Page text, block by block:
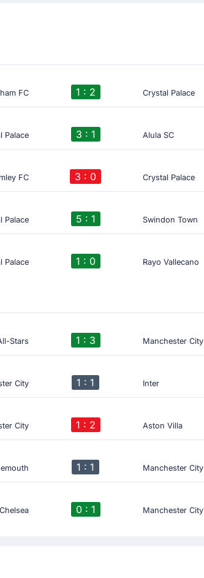
FC
1 : 2 Crystal Palace
Palace
3 : 1 Alula SC
FC
3 : 0 Crystal Palace
Palace
5 : 1 Swindon Town
Palace
1 : 0 Rayo Vallecano
Stars
1 : 3 Manchester City
City
1 : 1 Inter
City
1 : 2 Aston Villa
1 : 1 Manchester City
Chelsea
0 : 1 Manchester City